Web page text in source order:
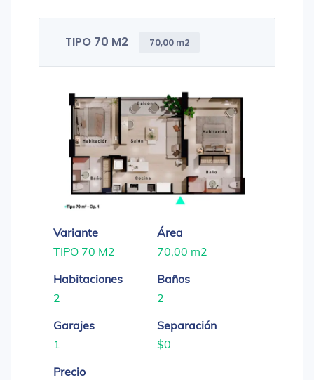
TIPO 70 M2 70,00 m2
Variante
TIPO 70 M2
Área
70,00 m2
Habitaciones
2
Baños
2
Garajes
1
Separación
$0
Precio